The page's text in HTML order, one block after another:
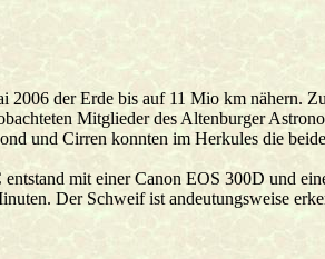
2006 der Erde bis auf 11 Mio km nähern.
Mitglieder des Altenburger
und Cirren konnten im Herkules die
mit einer Canon EOS 300D und
Der Schweif ist andeutungsweise